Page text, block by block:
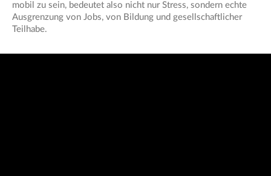
mobil zu sein, bedeutet also nicht nur Stress, sondern echte
Ausgrenzung von Jobs, von Bildung und gesellschaftlicher
Teilhabe.